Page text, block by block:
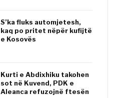
S’ka fluks automjetesh,
kaq po pritet nëpër kufijtë
e Kosovës
Kurti e Abdixhiku takohen
sot në Kuvend, PDK e
Aleanca refuzojnë ftesën